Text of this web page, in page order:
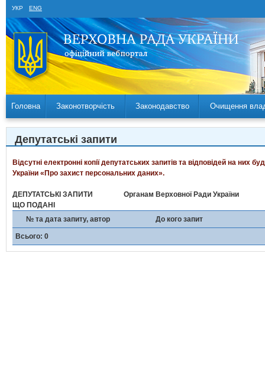
УКР ENG
Головна Законотворчість Законодавство Очищення
Депутатські запити
Відсутні електронні копії депутатських запитів та відповідей на
України «Про захист персональних даних».
ДЕПУТАТСЬКІ ЗАПИТИ
ЩО ПОДАНІ
Органам Верховної Ради України
№ та дата запиту, автор До кого запит
Всього: 0